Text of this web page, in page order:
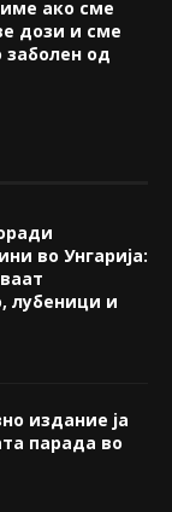
ако сме
дози и сме
заболен од
во Унгарија:
лубеници и
издание ја
парада во